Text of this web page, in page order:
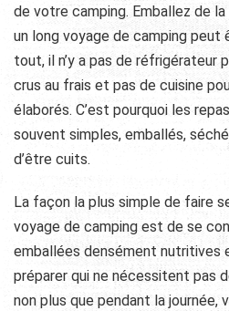
de votre camping. Emballez de
un long voyage de camping peut
tout, il n’y a pas de réfrigérateur
crus au frais et pas de cuisine
élaborés. C’est pourquoi les
souvent simples, emballés,
d’être cuits.
La façon la plus simple de faire
voyage de camping est de se
emballées densément nutritives
préparer qui ne nécessitent pas
non plus que pendant la journée,